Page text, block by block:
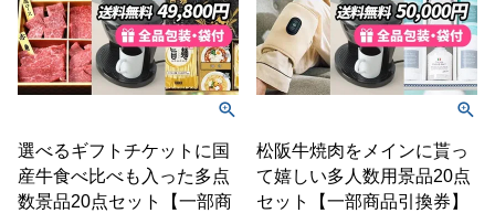
選べるギフトチケットに国
産牛食べ比べも入った多点
数景品20点セット【一部商
松阪牛焼肉をメインに貰っ
て嬉しい多人数用景品20点
セット【一部商品引換券】